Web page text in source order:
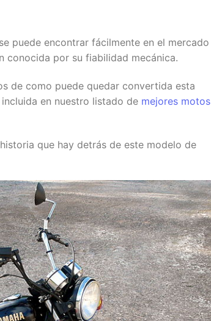
puede encontrar fácilmente en el mercado
conocida por su fiabilidad mecánica.
de como puede quedar convertida esta
en nuestro listado de mejores motos
que hay detrás de este modelo de